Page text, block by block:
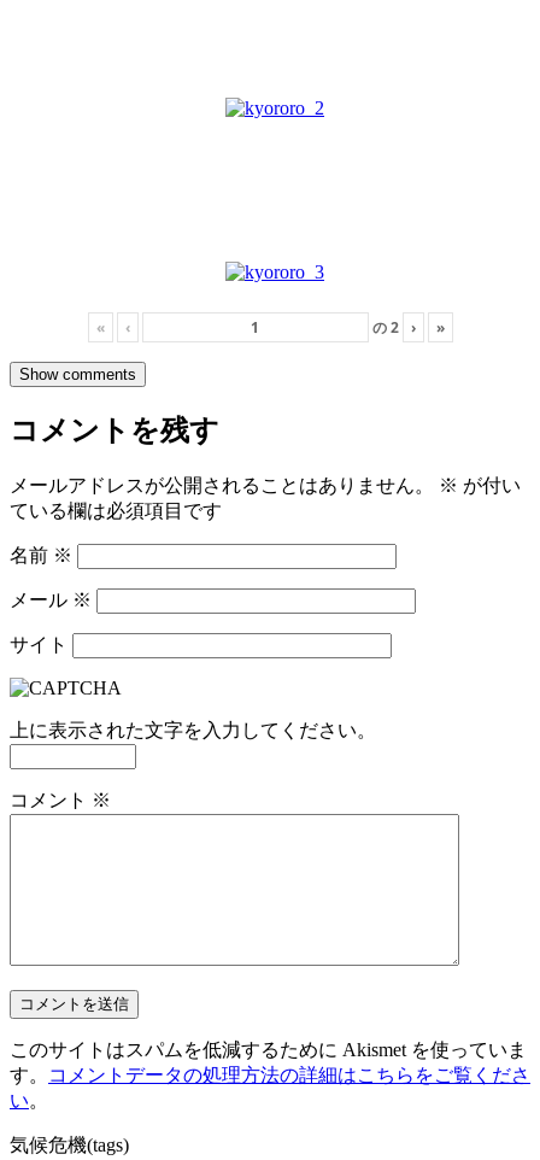
« ‹ の2 › »
Show comments
コメントを残す
メールアドレスが公開されることはありません。 ※ が付い
ている欄は必須項目です
名前 ※
メール ※
サイト
上に表示された文字を入力してください。
コメント ※
このサイトはスパムを低減するために Akismet を使っていま
す。
コメントデータの処理方法の詳細はこちらをご覧くださ
い。
気候危機(tags)